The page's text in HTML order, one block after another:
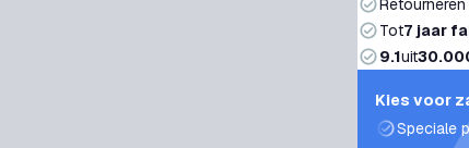
Tot7 jaar
9.1uit
Kies voor
Speciale